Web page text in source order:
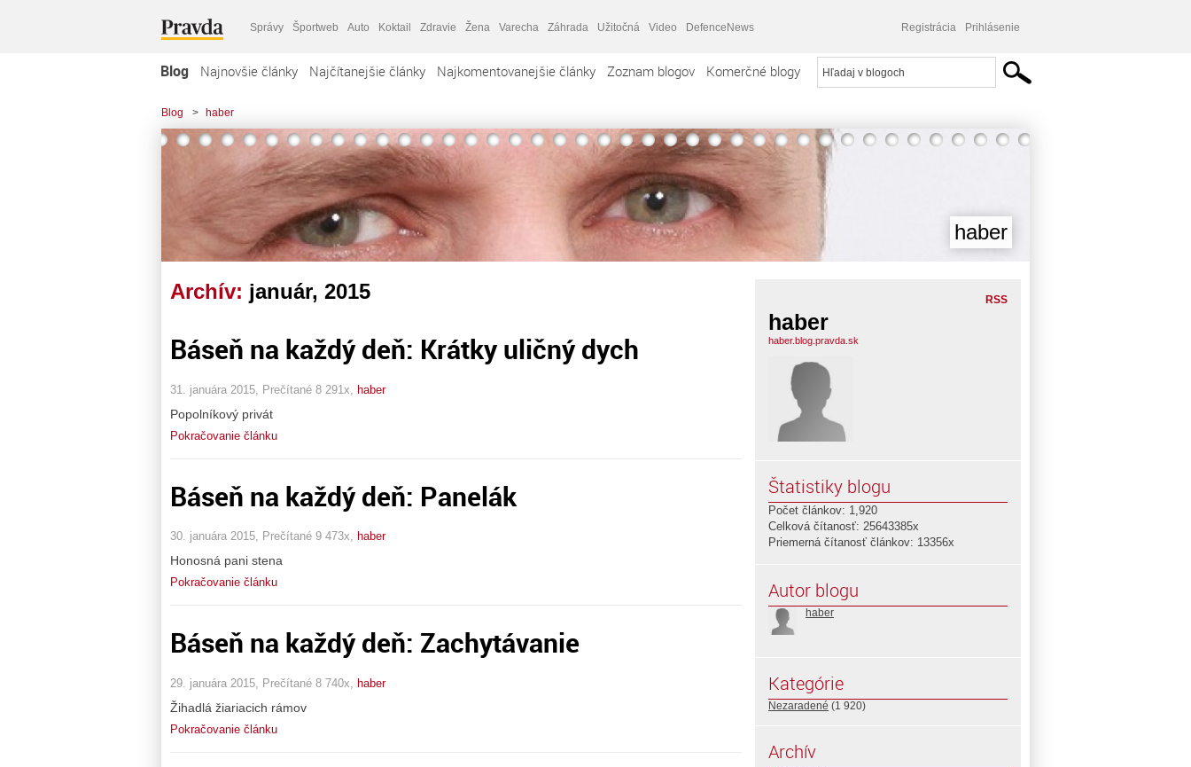
Správy Športweb Auto Koktail Zdravie Žena Varecha Záhrada Užitočná Video DefenceNews Registrácia Prihlásenie
Blog Najnovšie články Najčítanejšie články Najkomentovanejšie články Zoznam blogov Komerčné blogy
Blog > haber
haber
Archív: január, 2015
Báseň na každý deň: Krátky uličný dych
31. januára 2015, Prečítané 8 291x, haber
Popolníkový privát
Pokračovanie článku
Báseň na každý deň: Panelák
30. januára 2015, Prečítané 9 473x, haber
Honosná pani stena
Pokračovanie článku
Báseň na každý deň: Zachytávanie
29. januára 2015, Prečítané 8 740x, haber
Žihadlá žiariacich rámov
Pokračovanie článku
RSS
haber
haber.blog.pravda.sk
Štatistiky blogu
Počet článkov: 1,920
Celková čítanosť: 25643385x
Priemerná čítanosť článkov: 13356x
Autor blogu
haber
Kategórie
Nezaradené (1 920)
Archív